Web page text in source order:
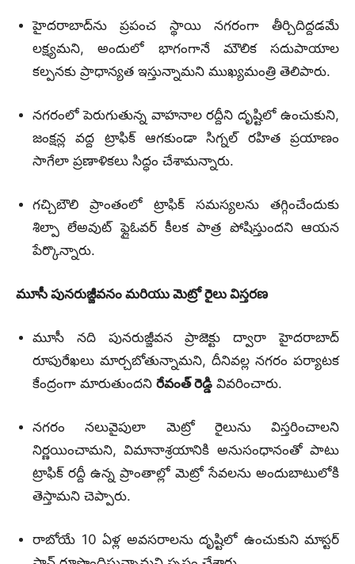
హైదరాబాద్‌ను ప్రపంచ స్థాయి నగరంగా తీర్చిదిద్దడమే
లక్ష్యమని, అందులో భాగంగానే మౌలిక సదుపాయాల
కల్పనకు ప్రాధాన్యత ఇస్తున్నామని ముఖ్యమంత్రి తెలిపారు.
నగరంలో పెరుగుతున్న వాహనాల రద్దీని దృష్టిలో ఉంచుకుని,
జంక్షన్ల వద్ద ట్రాఫిక్ ఆగకుండా సిగ్నల్ రహిత ప్రయాణం
సాగేలా ప్రణాళికలు సిద్ధం చేశామన్నారు.
గచ్చిబౌలి ప్రాంతంలో ట్రాఫిక్ సమస్యలను తగ్గించేందుకు
శిల్పా లేఅవుట్ ఫ్లైఓవర్ కీలక పాత్ర పోషిస్తుందని ఆయన
పేర్కొన్నారు.
మూసీ పునరుజ్జీవనం మరియు మెట్రో రైలు విస్తరణ
మూసీ నది పునరుజ్జీవన ప్రాజెక్టు ద్వారా హైదరాబాద్
రూపురేఖలు మార్చబోతున్నామని, దీనివల్ల నగరం పర్యాటక
కేంద్రంగా మారుతుందని రేవంత్ రెడ్డి వివరించారు.
నగరం నలువైపులా మెట్రో రైలును విస్తరించాలని
నిర్ణయించామని, విమానాశ్రయానికి అనుసంధానంతో పాటు
ట్రాఫిక్ రద్దీ ఉన్న ప్రాంతాల్లో మెట్రో సేవలను అందుబాటులోకి
తెస్తామని చెప్పారు.
రాబోయే 10 ఏళ్ల అవసరాలను దృష్టిలో ఉంచుకుని మాస్టర్